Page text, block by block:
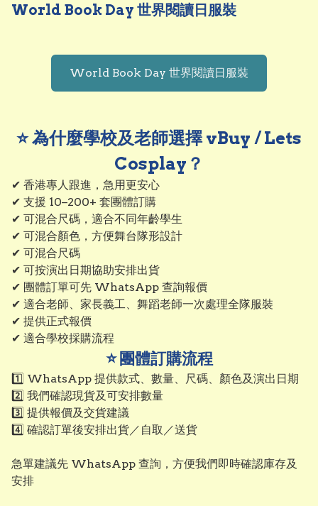
cosplay服裝
World Book Day 世界閱讀日服裝
World Book Day 世界閱讀日服裝
⭐ 為什麼學校及老師選擇 vBuy / Lets
Cosplay？
✔ 香港專人跟進，急用更安心
✔ 支援 10–200+ 套團體訂購
✔ 可混合尺碼，適合不同年齡學生
✔ 可混合顏色，方便舞台隊形設計
✔ 可混合尺碼
✔ 可按演出日期協助安排出貨
✔ 團體訂單可先 WhatsApp 查詢報價
✔ 適合老師、家長義工、舞蹈老師一次處理全隊服裝
✔ 提供正式報價
✔ 適合學校採購流程
⭐ 團體訂購流程
1️⃣ WhatsApp 提供款式、數量、尺碼、顏色及演出日期
2️⃣ 我們確認現貨及可安排數量
3️⃣ 提供報價及交貨建議
4️⃣ 確認訂單後安排出貨／自取／送貨
急單建議先 WhatsApp 查詢，方便我們即時確認庫存及
安排